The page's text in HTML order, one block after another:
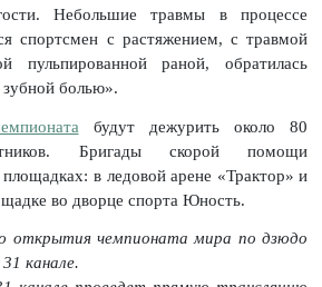
Небольшие травмы в процессе
спортсмен с растяжением, с травмой
раной, обратилась
болью».
будут дежурить около 80
Бригады скорой помощи
в ледовой арене «Трактор» и
во дворце спорта Юность.
открытия чемпионата мира по дзюдо
канале.